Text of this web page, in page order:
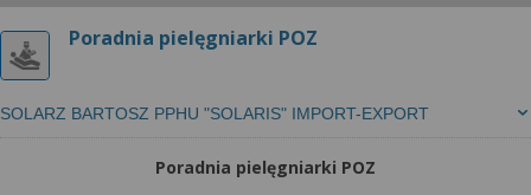
Poradnia pielęgniarki POZ
SOLARZ BARTOSZ PPHU "SOLARIS" IMPORT-EXPORT
Poradnia pielęgniarki POZ